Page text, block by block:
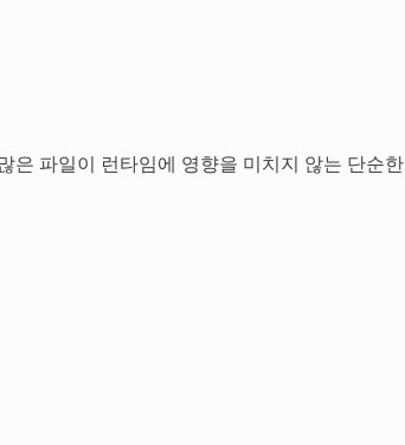
은 파일이 런타임에 영향을 미치지 않는 단순한